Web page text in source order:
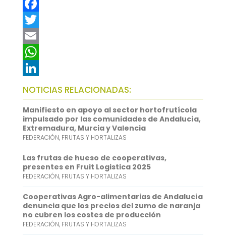
F
a
c
e
b
o
o
k
T
w
t
t
e
r
E
m
a
i
l
W
h
a
t
s
A
p
p
L
i
n
k
e
d
I
n
NOTICIAS RELACIONADAS:
Manifiesto en apoyo al sector hortofrutícola
impulsado por las comunidades de Andalucía,
Extremadura, Murcia y Valencia
FEDERACIÓN, FRUTAS Y HORTALIZAS
Las frutas de hueso de cooperativas,
presentes en Fruit Logistica 2025
FEDERACIÓN, FRUTAS Y HORTALIZAS
Cooperativas Agro-alimentarias de Andalucía
denuncia que los precios del zumo de naranja
no cubren los costes de producción
FEDERACIÓN, FRUTAS Y HORTALIZAS